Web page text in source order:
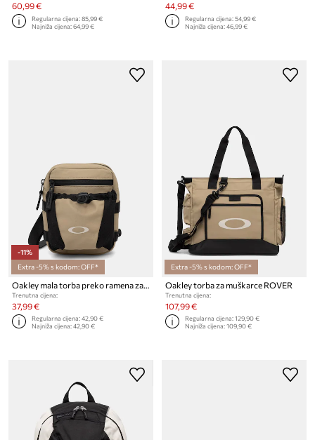
60,99 €
Regularna cijena:85,99 €
Najniža cijena:64,99 €
44,99 €
Regularna cijena:54,99 €
Najniža cijena:46,99 €
-11%
Extra -5% s kodom: OFF*
Oakley mala torba preko ramena za muškarce ROVER
Trenutna cijena:
37,99 €
Regularna cijena:42,90 €
Najniža cijena:42,90 €
Extra -5% s kodom: OFF*
Oakley torba za muškarce ROVER
Trenutna cijena:
107,99 €
Regularna cijena:129,90 €
Najniža cijena:109,90 €